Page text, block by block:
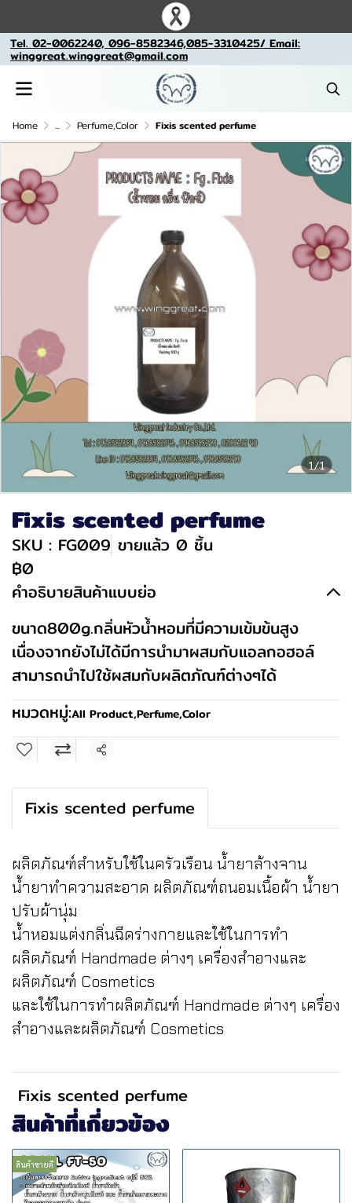
Tel. 02-0062240, 096-8582346,085-3310425/ Email:
winggreat.winggreat@gmail.com
Home ... Perfume,Color Fixis scented perfume
1/1
Fixis scented perfume
SKU : FG009 ขายแล้ว 0 ชิ้น
฿0
คำอธิบายสินค้าแบบย่อ
ขนาด800g.กลิ่นหัวน้ำหอมที่มีความเข้มข้นสูง
เนื่องจากยังไม่ได้มีการนำมาผสมกับแอลกอฮอล์
สามารถนำไปใช้ผสมกับผลิตภัณฑ์ต่างๆได้
หมวดหมู่:All Product,Perfume,Color
แชร์
Fixis scented perfume
ผลิตภัณฑ์สำหรับใช้ในครัวเรือน น้ำยาล้างจาน
น้ำยาทำความสะอาด ผลิตภัณฑ์ถนอมเนื้อผ้า น้ำยา
ปรับผ้านุ่ม
น้ำหอมแต่งกลิ่นฉีดร่างกายและใช้ในการทำ
ผลิตภัณฑ์ Handmade ต่างๆ เครื่องสำอางและ
ผลิตภัณฑ์ Cosmetics
และใช้ในการทำผลิตภัณฑ์ Handmade ต่างๆ เครื่อง
สำอางและผลิตภัณฑ์ Cosmetics
Fixis scented perfume
สินค้าที่เกี่ยวข้อง
สินค้าขายดี